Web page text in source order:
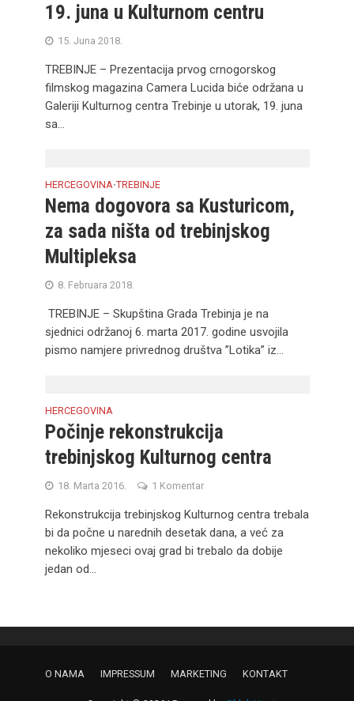
19. juna u Kulturnom centru
15. Juna 2018.
TREBINJE – Prezentacija prvog crnogorskog
filmskog magazina Camera Lucida biće održana u
Galeriji Kulturnog centra Trebinje u utorak, 19. juna
sa...
HERCEGOVINA•TREBINJE
Nema dogovora sa Kusturicom,
za sada ništa od trebinjskog
Multipleksa
8. Februara 2018.
TREBINJE – Skupština Grada Trebinja je na
sjednici održanoj 6. marta 2017. godine usvojila
pismo namjere privrednog društva ”Lotika” iz...
HERCEGOVINA
Počinje rekonstrukcija
trebinjskog Kulturnog centra
18. Marta 2016. 1 Komentar
Rekonstrukcija trebinjskog Kulturnog centra trebala
bi da počne u narednih desetak dana, a već za
nekoliko mjeseci ovaj grad bi trebalo da dobije
jedan od...
O NAMA IMPRESSUM MARKETING KONTAKT